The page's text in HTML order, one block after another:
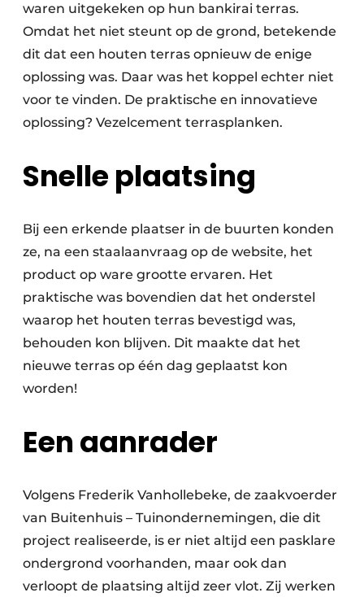
waren uitgekeken op hun bankirai terras.
Omdat het niet steunt op de grond, betekende
dit dat een houten terras opnieuw de enige
oplossing was. Daar was het koppel echter niet
voor te vinden. De praktische en innovatieve
oplossing? Vezelcement terrasplanken.
Snelle plaatsing
Bij een erkende plaatser in de buurten konden
ze, na een staalaanvraag op de website, het
product op ware grootte ervaren. Het
praktische was bovendien dat het onderstel
waarop het houten terras bevestigd was,
behouden kon blijven. Dit maakte dat het
nieuwe terras op één dag geplaatst kon
worden!
Een aanrader
Volgens Frederik Vanhollebeke, de zaakvoerder
van Buitenhuis – Tuinondernemingen, die dit
project realiseerde, is er niet altijd een pasklare
ondergrond voorhanden, maar ook dan
verloopt de plaatsing altijd zeer vlot. Zij werken